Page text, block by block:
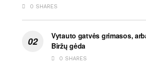
0 SHARES
Vytauto gatvės grimasos,
Biržų gėda
0 SHARES